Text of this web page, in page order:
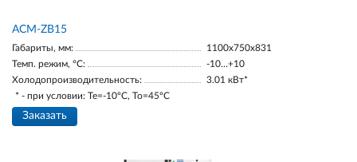
ACM-ZB15
Габариты, мм:
1100х750х831
Темп. режим, °С:
-10…+10
Холодопроизводительность:
3.01 кВт*
* - при условии: Te=-10ºC, To=45ºC
Заказать